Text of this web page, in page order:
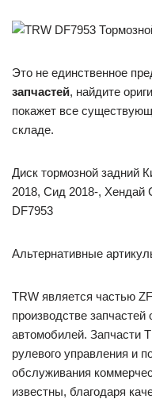
Это не единственное
запчастей, найдите
покажет все
складе.
Диск тормозной задний
2018, Сид 2018-, Хендай
DF7953
Альтернативные
TRW является частью
производстве запчастей
автомобилей. Запчасти
рулевого управления и
обслуживания
известны, благодаря